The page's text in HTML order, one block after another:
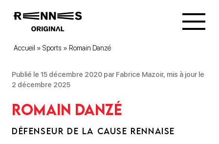
Accueil » Sports » Romain Danzé
Publié le 15 décembre 2020 par Fabrice Mazoir, mis à jour le
2 décembre 2025
Romain Danzé
DÉFENSEUR DE LA CAUSE RENNAISE